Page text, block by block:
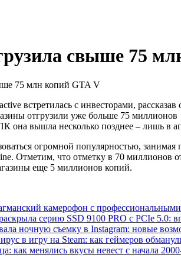
свыше 75
встретилась с инвесторами,
отгрузили уже больше 75
она вышла несколько позднее – лишь в
огромной популярностью,
Отметим, что отметку в 70 миллионов
еще 5 миллионов копий.
камерофон с
серию SSD 9100 PRO с PCIe 5.0:
ночную съемку в Instagram: новые
в игру на Steam: как геймеров
как менялись вкусы невест с начала